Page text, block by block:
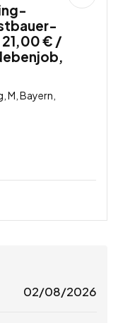
€ /
Bayern,
02/08/2026